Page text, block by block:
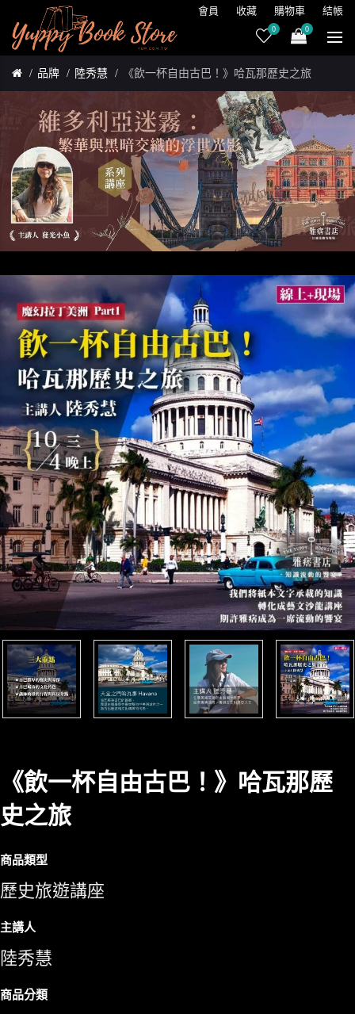
會員 收藏 購物車 結帳
0 0
品牌 陸秀慧 《飲一杯自由古巴！》哈瓦那歷史之旅
《飲一杯自由古巴！》哈瓦那歷
史之旅
商品類型
歷史旅遊講座
主講人
陸秀慧
商品分類